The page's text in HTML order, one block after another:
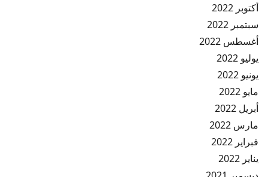
أكتوبر 2022
سبتمبر 2022
أغسطس 2022
يوليو 2022
يونيو 2022
مايو 2022
أبريل 2022
مارس 2022
فبراير 2022
يناير 2022